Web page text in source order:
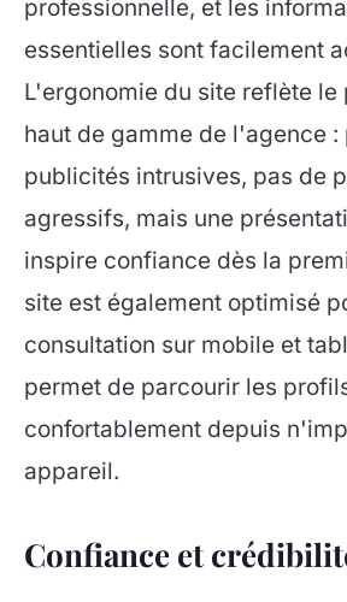
professionnelle, et les
essentielles sont facilement
L'ergonomie du site reflète le
haut de gamme de l'agence :
publicités intrusives, pas de
agressifs, mais une
inspire confiance dès la
site est également optimisé
consultation sur mobile et
permet de parcourir les
confortablement depuis
appareil.
Confiance et